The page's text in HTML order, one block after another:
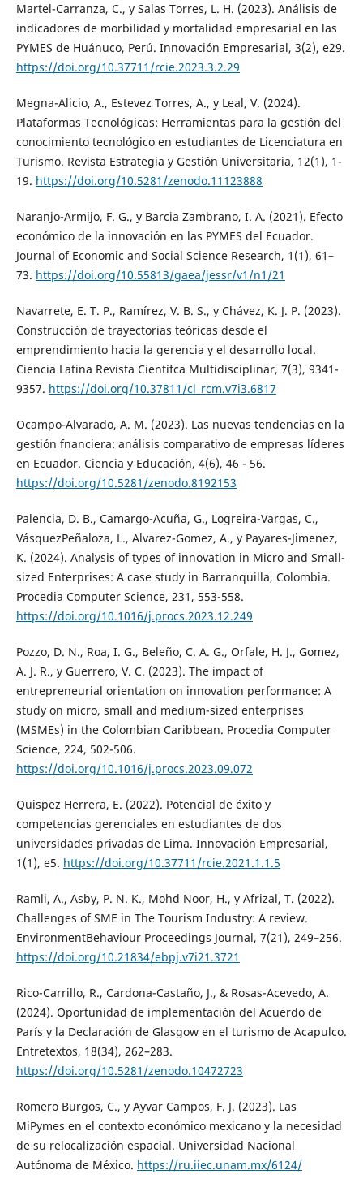
Martel-Carranza, C., y Salas Torres, L. H. (2023). Análisis de
indicadores de morbilidad y mortalidad empresarial en las
PYMES de Huánuco, Perú. Innovación Empresarial, 3(2), e29.
https://doi.org/10.37711/rcie.2023.3.2.29
Megna-Alicio, A., Estevez Torres, A., y Leal, V. (2024).
Plataformas Tecnológicas: Herramientas para la gestión del
conocimiento tecnológico en estudiantes de Licenciatura en
Turismo. Revista Estrategia y Gestión Universitaria, 12(1), 1-
19. https://doi.org/10.5281/zenodo.11123888
Naranjo-Armijo, F. G., y Barcia Zambrano, I. A. (2021). Efecto
económico de la innovación en las PYMES del Ecuador.
Journal of Economic and Social Science Research, 1(1), 61–
73. https://doi.org/10.55813/gaea/jessr/v1/n1/21
Navarrete, E. T. P., Ramírez, V. B. S., y Chávez, K. J. P. (2023).
Construcción de trayectorias teóricas desde el
emprendimiento hacia la gerencia y el desarrollo local.
Ciencia Latina Revista Científca Multidisciplinar, 7(3), 9341-
9357. https://doi.org/10.37811/cl_rcm.v7i3.6817
Ocampo-Alvarado, A. M. (2023). Las nuevas tendencias en la
gestión fnanciera: análisis comparativo de empresas líderes
en Ecuador. Ciencia y Educación, 4(6), 46 - 56.
https://doi.org/10.5281/zenodo.8192153
Palencia, D. B., Camargo-Acuña, G., Logreira-Vargas, C.,
VásquezPeñaloza, L., Alvarez-Gomez, A., y Payares-Jimenez,
K. (2024). Analysis of types of innovation in Micro and Small-
sized Enterprises: A case study in Barranquilla, Colombia.
Procedia Computer Science, 231, 553-558.
https://doi.org/10.1016/j.procs.2023.12.249
Pozzo, D. N., Roa, I. G., Beleño, C. A. G., Orfale, H. J., Gomez,
A. J. R., y Guerrero, V. C. (2023). The impact of
entrepreneurial orientation on innovation performance: A
study on micro, small and medium-sized enterprises
(MSMEs) in the Colombian Caribbean. Procedia Computer
Science, 224, 502-506.
https://doi.org/10.1016/j.procs.2023.09.072
Quispez Herrera, E. (2022). Potencial de éxito y
competencias gerenciales en estudiantes de dos
universidades privadas de Lima. Innovación Empresarial,
1(1), e5. https://doi.org/10.37711/rcie.2021.1.1.5
Ramli, A., Asby, P. N. K., Mohd Noor, H., y Afrizal, T. (2022).
Challenges of SME in The Tourism Industry: A review.
EnvironmentBehaviour Proceedings Journal, 7(21), 249–256.
https://doi.org/10.21834/ebpj.v7i21.3721
Rico-Carrillo, R., Cardona-Castaño, J., & Rosas-Acevedo, A.
(2024). Oportunidad de implementación del Acuerdo de
París y la Declaración de Glasgow en el turismo de Acapulco.
Entretextos, 18(34), 262–283.
https://doi.org/10.5281/zenodo.10472723
Romero Burgos, C., y Ayvar Campos, F. J. (2023). Las
MiPymes en el contexto económico mexicano y la necesidad
de su relocalización espacial. Universidad Nacional
Autónoma de México. https://ru.iiec.unam.mx/6124/